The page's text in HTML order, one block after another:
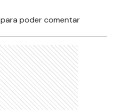
para poder comentar